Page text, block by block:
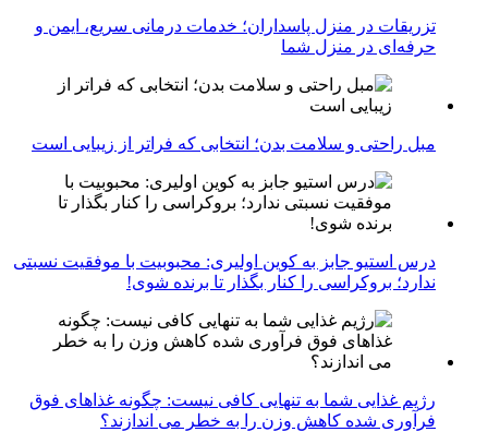
تزریقات در منزل پاسداران؛ خدمات درمانی سریع، ایمن و
حرفه‌ای در منزل شما
مبل راحتی و سلامت بدن؛ انتخابی که فراتر از زیبایی است
درس استیو جابز به کوین اولیری: محبوبیت با موفقیت نسبتی
ندارد؛ بروکراسی را کنار بگذار تا برنده شوی!
رژیم غذایی شما به تنهایی کافی نیست: چگونه غذاهای فوق
فرآوری شده کاهش وزن را به خطر می اندازند؟